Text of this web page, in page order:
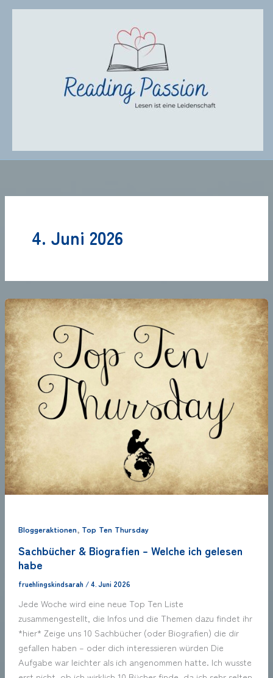
Zum
4. Juni 2026
Bloggeraktionen, Top Ten Thursday
Sachbücher & Biografien – Welche ich gelesen
habe
fruehlingskindsarah /4. Juni 2026
Jede Woche wird eine neue Top Ten Liste
zusammengestellt, die Infos und die Themen dazu findet ihr
*hier* Zeige uns 10 Sachbücher (oder Biografien) die dir
gefallen haben – oder dich interessieren würden Die
Aufgabe war leichter als ich angenommen hatte. Ich wusste